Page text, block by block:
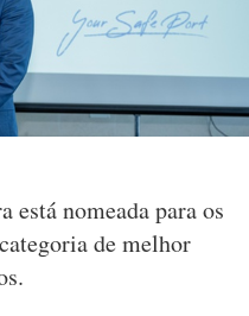
está nomeada para os
de melhor